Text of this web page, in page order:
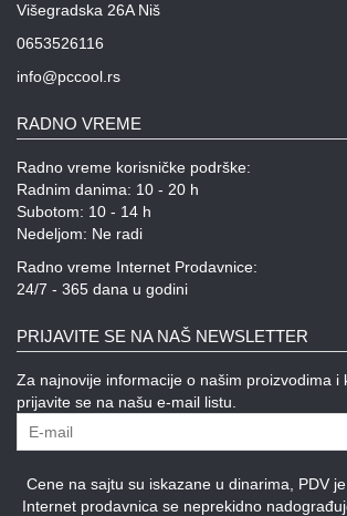
Višegradska 26A Niš
0653526116
info@pccool.rs
RADNO VREME
Radno vreme korisničke podrške:
Radnim danima: 10 - 20 h
Subotom: 10 - 14 h
Nedeljom: Ne radi
Radno vreme Internet Prodavnice:
24/7 - 365 dana u godini
PRIJAVITE SE NA NAŠ NEWSLETTER
Za najnovije informacije o našim proizvodima i
prijavite se na našu e-mail listu.
Cene na sajtu su iskazane u dinarima, PDV
Internet prodavnica se neprekidno